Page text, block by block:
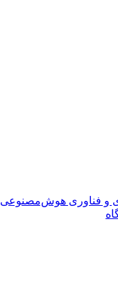
و فناوری هوش‌مصنوعی